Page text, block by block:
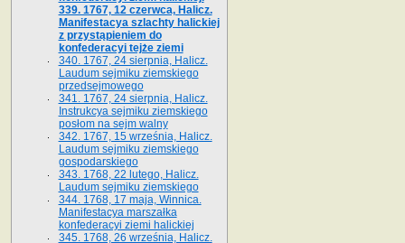
339. 1767, 12 czerwca, Halicz.
Manifestacya szlachty halickiej
z przystąpieniem do
konfederacyi tejże ziemi
340. 1767, 24 sierpnia, Halicz.
Laudum sejmiku ziemskiego
przedsejmowego
341. 1767, 24 sierpnia, Halicz.
Instrukcya sejmiku ziemskiego
posłom na sejm walny
342. 1767, 15 września, Halicz.
Laudum sejmiku ziemskiego
gospodarskiego
343. 1768, 22 lutego, Halicz.
Laudum sejmiku ziemskiego
344. 1768, 17 maja, Winnica.
Manifestacya marszałka
konfederacyi ziemi halickiej
345. 1768, 26 września, Halicz.